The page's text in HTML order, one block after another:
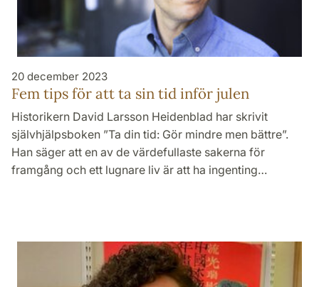
20 december 2023
Fem tips för att ta sin tid inför julen
Historikern David Larsson Heidenblad har skrivit
självhjälpsboken ”Ta din tid: Gör mindre men bättre”.
Han säger att en av de värdefullaste sakerna för
framgång och ett lugnare liv är att ha ingenting…